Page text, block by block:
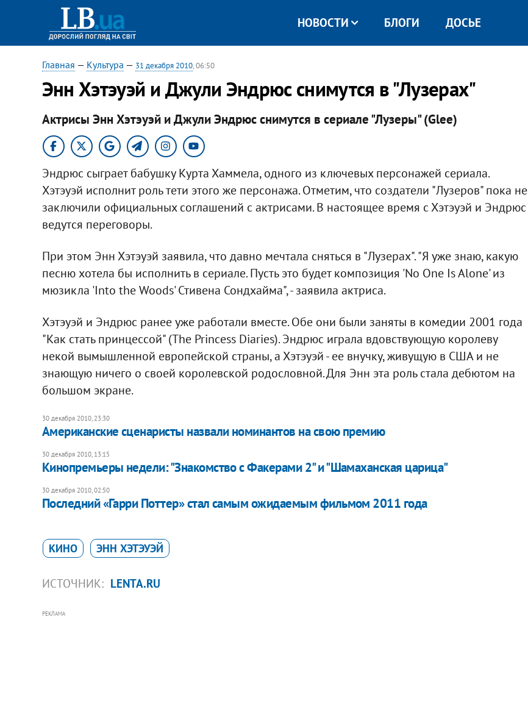
НОВОСТИ БЛОГИ ДОСЬЕ
Главная — Культура — 31 декабря 2010, 06:50
Энн Хэтэуэй и Джули Эндрюс снимутся в "Лузерах"
Актрисы Энн Хэтэуэй и Джули Эндрюс снимутся в сериале "Лузеры" (Glee)​
Эндрюс сыграет бабушку Курта Хаммела, одного из ключевых персонажей сериала.
Хэтэуэй исполнит роль тети этого же персонажа. Отметим, что создатели "Лузеров" пока не
заключили официальных соглашений с актрисами. В настоящее время с Хэтэуэй и Эндрюс
ведутся переговоры.
При этом Энн Хэтэуэй заявила, что давно мечтала сняться в "Лузерах". "Я уже знаю, какую
песню хотела бы исполнить в сериале. Пусть это будет композиция 'No One Is Alone' из
мюзикла 'Into the Woods' Стивена Сондхайма", - заявила актриса.
Хэтэуэй и Эндрюс ранее уже работали вместе. Обе они были заняты в комедии 2001 года
"Как стать принцессой" (The Princess Diaries). Эндрюс играла вдовствующую королеву
некой вымышленной европейской страны, а Хэтэуэй - ее внучку, живущую в США и не
знающую ничего о своей королевской родословной. Для Энн эта роль стала дебютом на
большом экране.
30 декабря 2010, 23:30
Американские сценаристы назвали номинантов на свою премию
30 декабря 2010, 13:15
Кинопремьеры недели: "Знакомство с Факерами 2" и "Шамаханская царица"
30 декабря 2010, 02:50
Последний «Гарри Поттер» стал самым ожидаемым фильмом 2011 года
КИНО ЭНН ХЭТЭУЭЙ
ИСТОЧНИК: LENTA.RU
РЕКЛАМА